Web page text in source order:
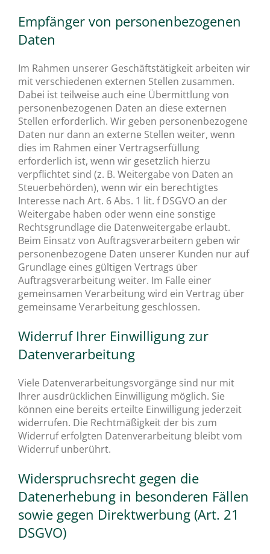
Empfänger von personenbezogenen
Daten
Im Rahmen unserer Geschäftstätigkeit arbeiten wir
mit verschiedenen externen Stellen zusammen.
Dabei ist teilweise auch eine Übermittlung von
personenbezogenen Daten an diese externen
Stellen erforderlich. Wir geben personenbezogene
Daten nur dann an externe Stellen weiter, wenn
dies im Rahmen einer Vertragserfüllung
erforderlich ist, wenn wir gesetzlich hierzu
verpflichtet sind (z. B. Weitergabe von Daten an
Steuerbehörden), wenn wir ein berechtigtes
Interesse nach Art. 6 Abs. 1 lit. f DSGVO an der
Weitergabe haben oder wenn eine sonstige
Rechtsgrundlage die Datenweitergabe erlaubt.
Beim Einsatz von Auftragsverarbeitern geben wir
personenbezogene Daten unserer Kunden nur auf
Grundlage eines gültigen Vertrags über
Auftragsverarbeitung weiter. Im Falle einer
gemeinsamen Verarbeitung wird ein Vertrag über
gemeinsame Verarbeitung geschlossen.
Widerruf Ihrer Einwilligung zur
Datenverarbeitung
Viele Datenverarbeitungsvorgänge sind nur mit
Ihrer ausdrücklichen Einwilligung möglich. Sie
können eine bereits erteilte Einwilligung jederzeit
widerrufen. Die Rechtmäßigkeit der bis zum
Widerruf erfolgten Datenverarbeitung bleibt vom
Widerruf unberührt.
Widerspruchsrecht gegen die
Datenerhebung in besonderen Fällen
sowie gegen Direktwerbung (Art. 21
DSGVO)